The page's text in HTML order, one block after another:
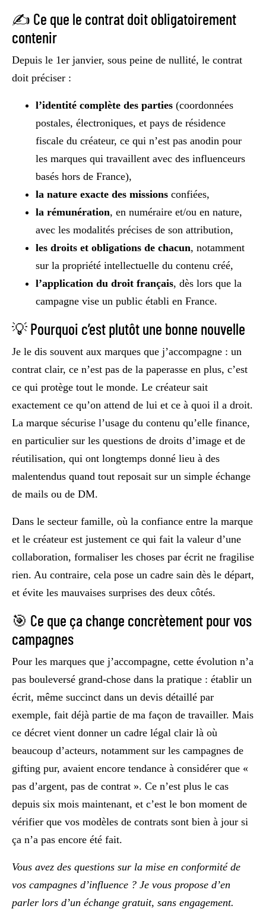
✍️ Ce que le contrat doit obligatoirement
contenir
Depuis le 1er janvier, sous peine de nullité, le contrat
doit préciser :
l’identité complète des parties (coordonnées
postales, électroniques, et pays de résidence
fiscale du créateur, ce qui n’est pas anodin pour
les marques qui travaillent avec des influenceurs
basés hors de France),
la nature exacte des missions confiées,
la rémunération, en numéraire et/ou en nature,
avec les modalités précises de son attribution,
les droits et obligations de chacun, notamment
sur la propriété intellectuelle du contenu créé,
l’application du droit français, dès lors que la
campagne vise un public établi en France.
💡 Pourquoi c’est plutôt une bonne nouvelle
Je le dis souvent aux marques que j’accompagne : un
contrat clair, ce n’est pas de la paperasse en plus, c’est
ce qui protège tout le monde. Le créateur sait
exactement ce qu’on attend de lui et ce à quoi il a droit.
La marque sécurise l’usage du contenu qu’elle finance,
en particulier sur les questions de droits d’image et de
réutilisation, qui ont longtemps donné lieu à des
malentendus quand tout reposait sur un simple échange
de mails ou de DM.
Dans le secteur famille, où la confiance entre la marque
et le créateur est justement ce qui fait la valeur d’une
collaboration, formaliser les choses par écrit ne fragilise
rien. Au contraire, cela pose un cadre sain dès le départ,
et évite les mauvaises surprises des deux côtés.
🎯 Ce que ça change concrètement pour vos
campagnes
Pour les marques que j’accompagne, cette évolution n’a
pas bouleversé grand-chose dans la pratique : établir un
écrit, même succinct dans un devis détaillé par
exemple, fait déjà partie de ma façon de travailler. Mais
ce décret vient donner un cadre légal clair là où
beaucoup d’acteurs, notamment sur les campagnes de
gifting pur, avaient encore tendance à considérer que «
pas d’argent, pas de contrat ». Ce n’est plus le cas
depuis six mois maintenant, et c’est le bon moment de
vérifier que vos modèles de contrats sont bien à jour si
ça n’a pas encore été fait.
Vous avez des questions sur la mise en conformité de
vos campagnes d’influence ? Je vous propose d’en
parler lors d’un échange gratuit, sans engagement.